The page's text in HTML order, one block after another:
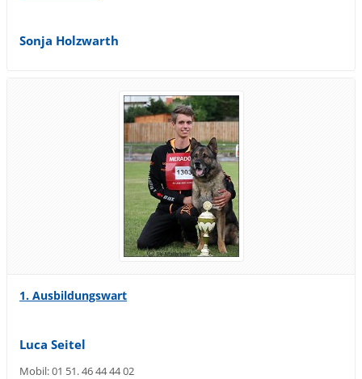
Sonja Holzwarth
1. Ausbildungswart
Luca Seitel
Mobil: 01 51. 46 44 44 02